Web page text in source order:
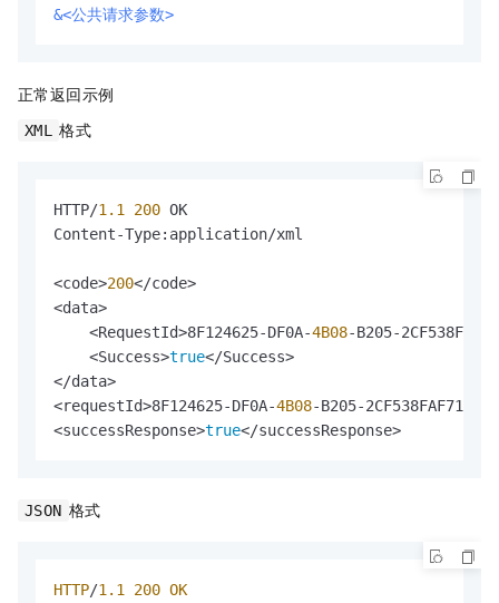
&<公共请求参数>
正常返回示例
XML 格式
HTTP/1.1 200 OK
Content-Type:application/xml
<code>200</code>
<data>
    <RequestId>8F124625-DF0A-
4B08-B205-
    <Success>
true</Success>
</data>
<requestId>8F124625-DF0A-4B08-B205-
<successResponse>true</successResponse>
JSON 格式
HTTP/1.1 200 OK